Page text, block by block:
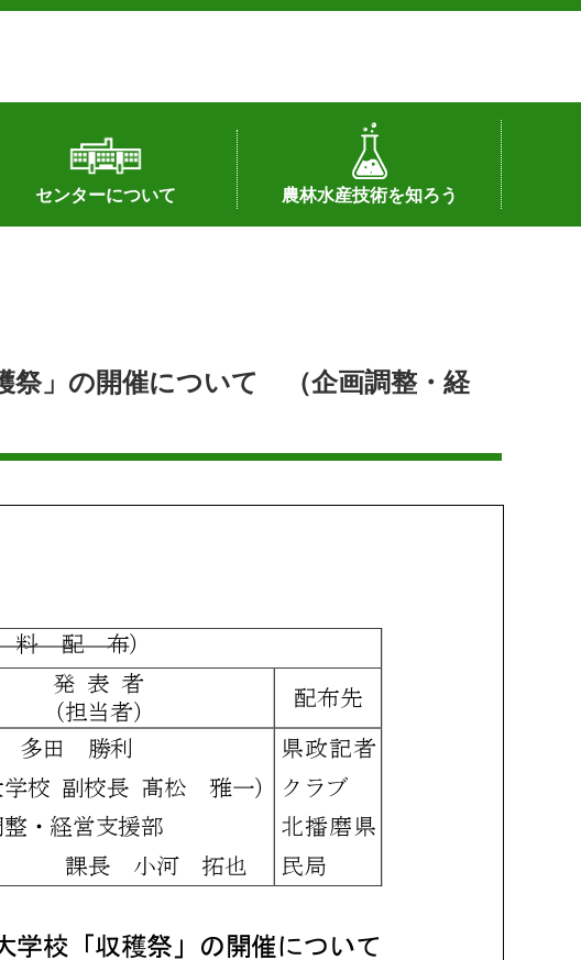
センターについて
所長あいさつ
組織（各部署へのリンク）
アクセス
沿革
所内の施設配置図
農林水産技術を知ろう
センターの話題
私の試験研究
試験研究課題
第6期中期業務計画
オンライン研究報告
刊行物
知的財産に関する相談窓口
祭」の開催について （企画調整・経